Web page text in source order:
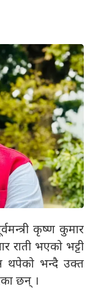
कृष्ण कुमार
राती भएको भट्टी
थपेको भन्दै उक्त
छन् ।